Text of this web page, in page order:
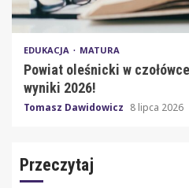
EDUKACJA MATURA
Powiat oleśnicki w
wyniki 2026!
Tomasz Dawidowicz 8 lipca 2026
Przeczytaj